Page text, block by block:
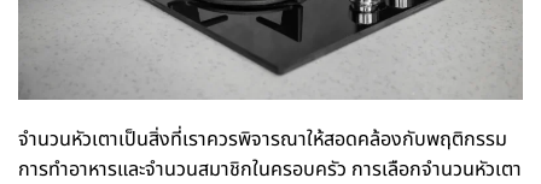
จำนวนหัวเตาเป็นสิ่งที่เราควรพิจารณาให้สอดคล้องกับพฤติกรรม
การทำอาหารและจำนวนสมาชิกในครอบครัว การเลือกจำนวนหัวเตา